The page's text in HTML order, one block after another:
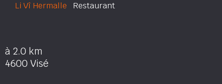
Li Vî Hermalle Restaurant
à 2.0 km
4600 Visé